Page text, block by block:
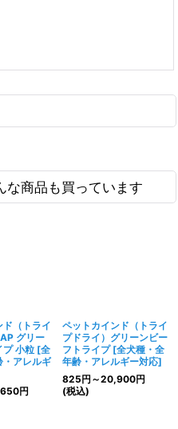
な商品も買っています
（トライ
グリー
プ 小粒 [全
・アレルギ
円
ペットカインド（トライ
プドライ）グリーンビー
フトライプ [全犬種・全
年齢・アレルギー対応]
825円 ～20,900円
(税込)